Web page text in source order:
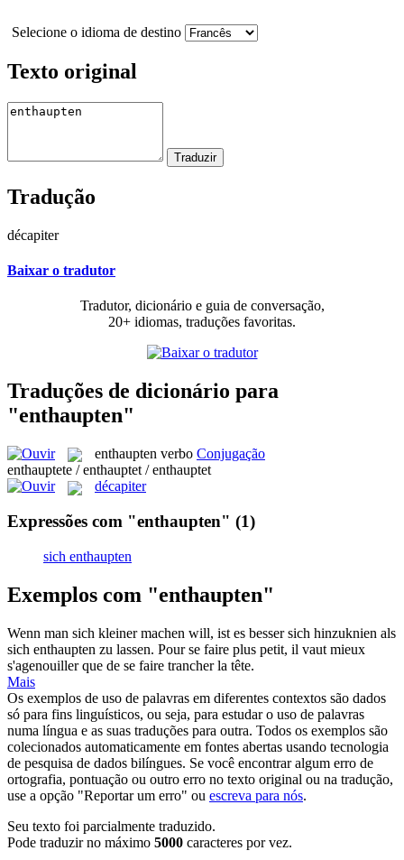
Selecione o idioma de destino
Texto original
Tradução
décapiter
Baixar o tradutor
Tradutor, dicionário e guia de conversação,
20+ idiomas, traduções favoritas.
Traduções de dicionário para
"enthaupten"
enthaupten verbo Conjugação
enthauptete / enthauptet / enthauptet
décapiter
Expressões com "enthaupten" (1)
sich enthaupten
Exemplos com "enthaupten"
Wenn man sich kleiner machen will, ist es besser sich hinzuknien als
sich enthaupten zu lassen. Pour se faire plus petit, il vaut mieux
s'agenouiller que de se faire trancher la tête.
Mais
Os exemplos de uso de palavras em diferentes contextos são dados
só para fins linguísticos, ou seja, para estudar o uso de palavras
numa língua e as suas traduções para outra. Todos os exemplos são
colecionados automaticamente em fontes abertas usando tecnologia
de pesquisa de dados bilíngues. Se você encontrar algum erro de
ortografia, pontuação ou outro erro no texto original ou na tradução,
use a opção "Reportar um erro" ou escreva para nós.
Seu texto foi parcialmente traduzido.
Pode traduzir no máximo 5000 caracteres por vez.